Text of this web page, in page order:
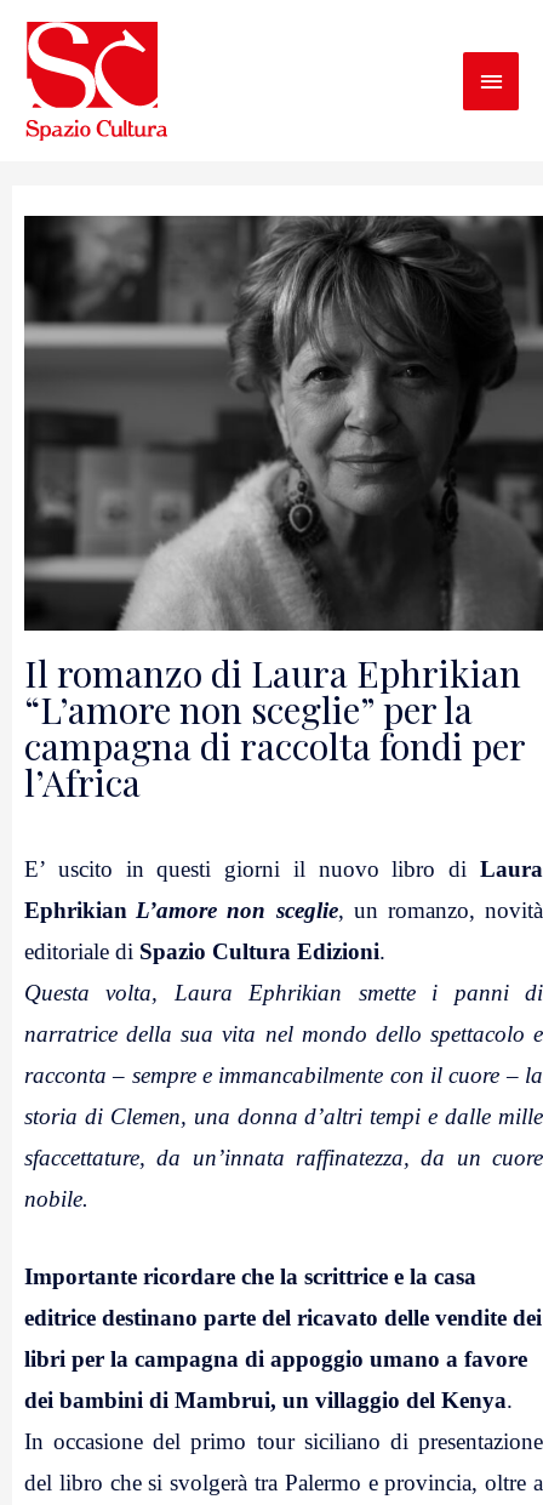
Il romanzo di Laura Ephrikian
“L’amore non sceglie” per la
campagna di raccolta fondi per
l’Africa
E’ uscito in questi giorni il nuovo libro di Laura
Ephrikian L’amore non sceglie, un romanzo, novità
editoriale di Spazio Cultura Edizioni.
Questa volta, Laura Ephrikian smette i panni di
narratrice della sua vita nel mondo dello spettacolo e
racconta – sempre e immancabilmente con il cuore – la
storia di Clemen, una donna d’altri tempi e dalle mille
sfaccettature, da un’innata raffinatezza, da un cuore
nobile.
Importante ricordare che la scrittrice e la casa
editrice destinano parte del ricavato delle vendite dei
libri per la campagna di appoggio umano a favore
dei bambini di Mambrui, un villaggio del Kenya.
In occasione del primo tour siciliano di presentazione
del libro che si svolgerà tra Palermo e provincia, oltre a